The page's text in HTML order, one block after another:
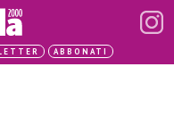
ABBONATI